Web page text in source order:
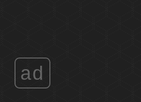
ad